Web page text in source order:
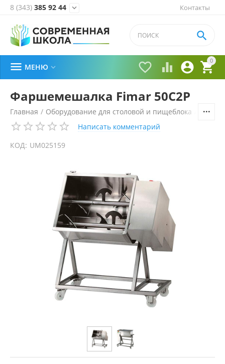
Контакты
8 (343) 385 92 44 
0


 

 МЕНЮ 
Фаршемешалка Fimar 50C2P
Главная / Оборудование для столовой и пищеблока
Написать комментарий
КОД: UM025159